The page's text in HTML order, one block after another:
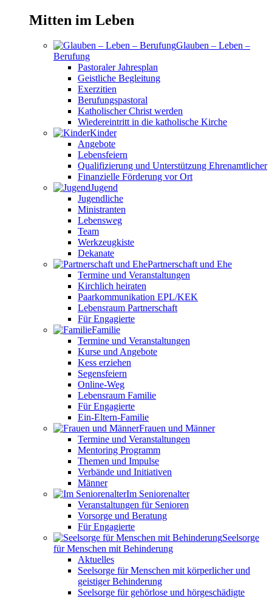
Mitten im Leben
Glauben – Leben –
Berufung
Pastoraler Jahresplan
Geistliche Begleitung
Exerzitien
Berufungspastoral
Katholischer Christ werden
Wiedereintritt in die katholische Kirche
Kinder
Angebote
Lebensfeiern
Qualifizierung und Unterstützung Ehrenamtlicher
Finanzielle Förderung vor Ort
Jugend
Jugendliche
Ministranten
Lebensweg
Team
Werkzeugkiste
Dekanate
Partnerschaft und Ehe
Termine und Veranstaltungen
Kirchlich heiraten
Paarkommunikation EPL/KEK
Lebensraum Partnerschaft
Für Engagierte
Familie
Termine und Veranstaltungen
Kurse und Angebote
Kess erziehen
Segensfeiern
Online-Weg
Lebensraum Familie
Für Engagierte
Ein-Eltern-Familie
Frauen und Männer
Termine und Veranstaltungen
Mentoring Programm
Themen und Impulse
Verbände und Initiativen
Männer
Im Seniorenalter
Veranstaltungen für Senioren
Vorsorge und Beratung
Für Engagierte
Seelsorge
für Menschen mit Behinderung
Aktuelles
Seelsorge für Menschen mit körperlicher und
geistiger Behinderung
Seelsorge für gehörlose und hörgeschädigte